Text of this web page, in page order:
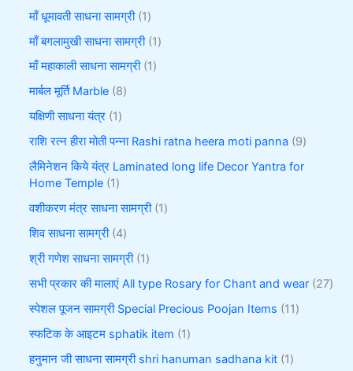
माँ धूमावती साधना सामग्री 1
माँ बगलामुखी साधना सामग्री 1
माँ महाकाली साधना सामग्री 1
मार्बल मूर्ति Marble 8
यक्षिणी साधना यंत्र 1
राशि रत्न हीरा मोती पन्ना Rashi ratna heera moti panna 9
लैमिनेशन किये यंत्र Laminated long life Decor Yantra for
Home Temple 1
वशीकरण मंत्र साधना सामग्री 1
शिव साधना सामग्री 4
श्री गणेश साधना सामग्री 1
सभी प्रकार की मालाएं All type Rosary for Chant and wear 27
स्पेशल पूजन सामग्री Special Precious Poojan Items 11
स्फटिक के आइटम sphatik item 1
हनुमान जी साधना सामग्री shri hanuman sadhana kit 1